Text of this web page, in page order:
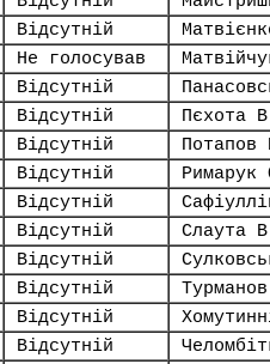
Відсутній
Не голосував
Відсутній
Відсутній Пєхота
Відсутній Потапов
Відсутній Римарук
Відсутній
Відсутній Слаута
Відсутній
Відсутній
Відсутній
Відсутній